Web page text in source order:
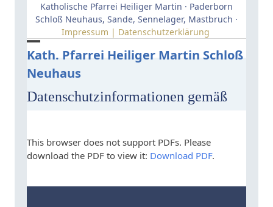
Katholische Pfarrei Heiliger Martin · Paderborn
Schloß Neuhaus, Sande, Sennelager, Mastbruch ·
Impressum | Datenschutzerklärung
Kath. Pfarrei Heiliger Martin Schloß
Neuhaus
Open
mobile
menu
Close
mobile
menu
Datenschutzinformationen gemäß
This browser does not support PDFs. Please
download the PDF to view it: Download PDF.